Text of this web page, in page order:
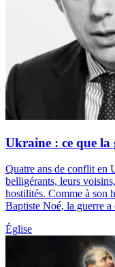
Ukraine : ce que la
Quatre ans de conflit en
belligérants, leurs
hostilités. Comme à son
Baptiste Noé, la guerre a
Église